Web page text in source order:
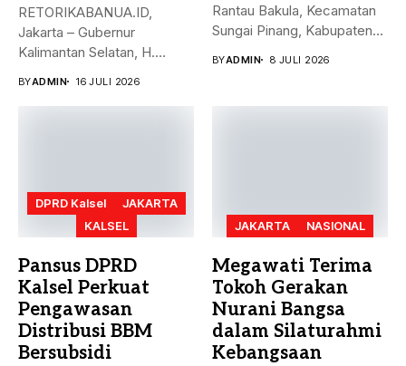
RETORIKABANUA.ID,
Jakarta – Gubernur
Kalimantan Selatan, H.
Kalimantan...
BYADMIN 16 JULI 2026
Rantau Bakula, Kecamatan
Sungai Pinang, Kabupaten
BYADMIN 8 JULI 2026
DPRD Kalsel
JAKARTA
KALSEL
Pansus DPRD
Kalsel Perkuat
Pengawasan
Distribusi BBM
Bersubsidi
JAKARTA NASIONAL
Megawati Terima
Tokoh Gerakan
Nurani Bangsa
dalam Silaturahmi
Kebangsaan